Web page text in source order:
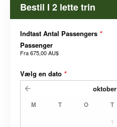
Bestil I 2 lette trin
Indtast Antal Passengers *
Passenger
Fra675,00 AU$
Vælg en dato *
oktober
M T O T
1